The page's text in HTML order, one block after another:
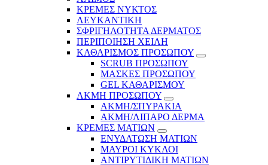
ΚΡΕΜΕΣ ΝΥΚΤΟΣ
ΛΕΥΚΑΝΤΙΚΗ
ΣΦΡΙΓΗΛΟΤΗΤΑ ΔΕΡΜΑΤΟΣ
ΠΕΡΙΠΟΙΗΣΗ ΧΕΙΛΗ
ΚΑΘΑΡΙΣΜΟΣ ΠΡΟΣΩΠΟΥ
SCRUB ΠΡΟΣΩΠΟΥ
ΜΑΣΚΕΣ ΠΡΟΣΩΠΟΥ
GEL ΚΑΘΑΡΙΣΜΟΥ
ΑΚΜΗ ΠΡΟΣΩΠΟΥ
ΑΚΜΗ/ΣΠΥΡΑΚΙΑ
ΑΚΜΗ/ΛΙΠΑΡΟ ΔΕΡΜΑ
ΚΡΕΜΕΣ ΜΑΤΙΩΝ
ΕΝΥΔΑΤΩΣΗ ΜΑΤΙΩΝ
ΜΑΥΡΟΙ ΚΥΚΛΟΙ
ΑΝΤΙΡΥΤΙΔΙΚΗ ΜΑΤΙΩΝ